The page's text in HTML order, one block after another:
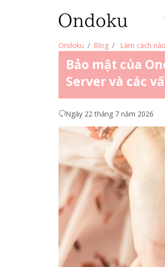
Ondoku Blog Làm cách
Bảo mật của
Server và các
Ngày 22 tháng 7 năm 2026